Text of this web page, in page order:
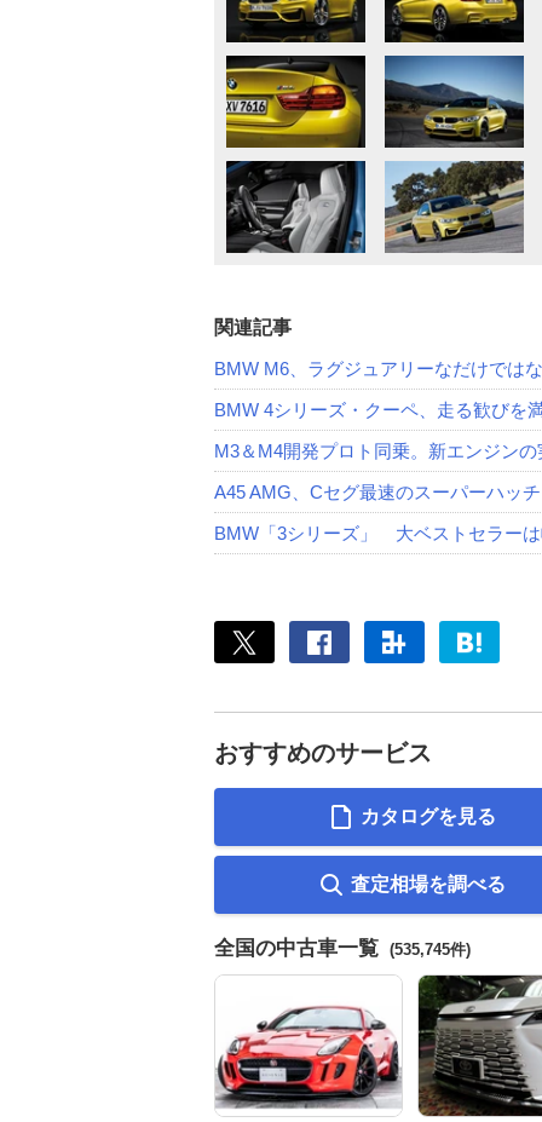
関連記事
BMW M6、ラグジュアリーなだけでは
BMW 4シリーズ・クーペ、走る歓びを
M3＆M4開発プロト同乗。新エンジンの
A45 AMG、Cセグ最速のスーパーハッチ
BMW「3シリーズ」 大ベストセラー
おすすめのサービス
カタログを見る
査定相場を調べる
全国の中古車一覧 (535,745件)